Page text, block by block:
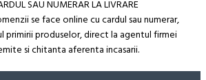
SAU NUMERAR LA LIVRARE
se face online cu cardul sau numerar,
primirii produselor, direct la agentul firmei
si chitanta aferenta incasarii.
produselor: